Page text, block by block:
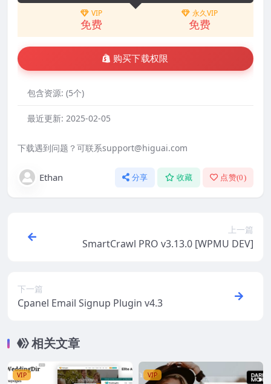
VIP
免费
永久VIP
免费
购买下载权限
包含资源: (5个)
最近更新: 2025-02-05
下载遇到问题？可联系support@higuai.com
Ethan 分享 收藏 点赞(0)
上一篇
SmartCrawl PRO v3.13.0 [WPMU DEV]
下一篇
Cpanel Email Signup Plugin v4.3
相关文章
VIP VIP